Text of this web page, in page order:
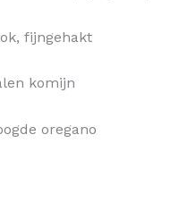
fijngehakt
komijn
oregano